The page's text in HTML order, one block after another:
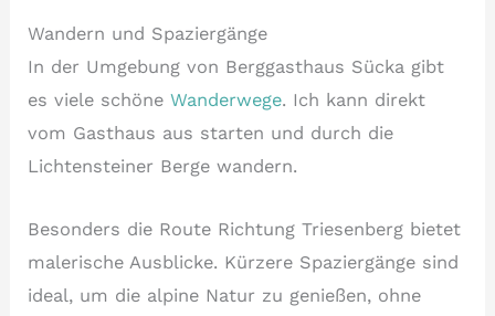
Wandern und Spaziergänge
In der Umgebung von Berggasthaus Sücka gibt
es viele schöneWanderwege. Ich kann direkt
vom Gasthaus aus starten und durch die
Lichtensteiner Berge wandern.
Besonders die Route Richtung Triesenberg bietet
malerische Ausblicke. Kürzere Spaziergänge sind
ideal, um die alpine Natur zu genießen, ohne